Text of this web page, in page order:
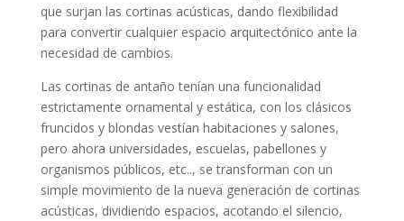
que surjan las cortinas acústicas, dando flexibilidad
para convertir cualquier espacio arquitectónico ante la
necesidad de cambios.
Las cortinas de antaño tenían una funcionalidad
estrictamente ornamental y estática, con los clásicos
fruncidos y blondas vestían habitaciones y salones,
pero ahora universidades, escuelas, pabellones y
organismos públicos, etc.., se transforman con un
simple movimiento de la nueva generación de cortinas
acústicas, dividiendo espacios, acotando el silencio,